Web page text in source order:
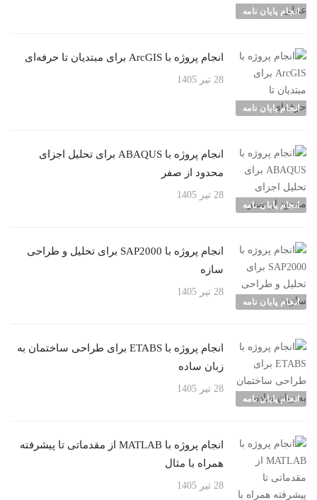
انجام پایان نامه
انجام پایان نامه
انجام پروژه با ArcGIS برای مبتدیان تا حرفه‌ای
28 تیر 1405
انجام پایان نامه
انجام پروژه با ABAQUS برای تحلیل اجزای
محدود از صفر
28 تیر 1405
انجام پایان نامه
انجام پروژه با SAP2000 برای تحلیل و طراحی
سازه
28 تیر 1405
انجام پایان نامه
انجام پروژه با ETABS برای طراحی ساختمان به
زبان ساده
28 تیر 1405
انجام پروژه با MATLAB از مقدماتی تا پیشرفته
همراه با مثال
28 تیر 1405